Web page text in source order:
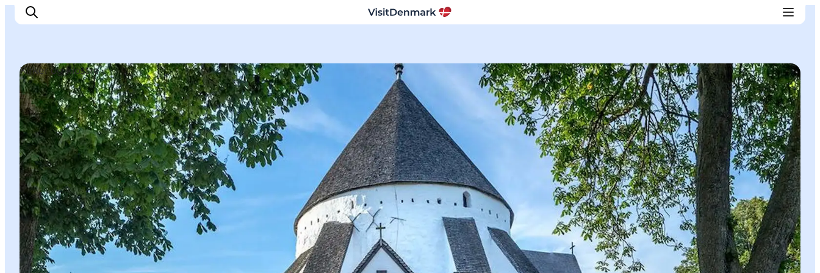
Inspiration
Destinationer
Oplevelser
Overnatning
Planlæg ferien
Kirker og klostre